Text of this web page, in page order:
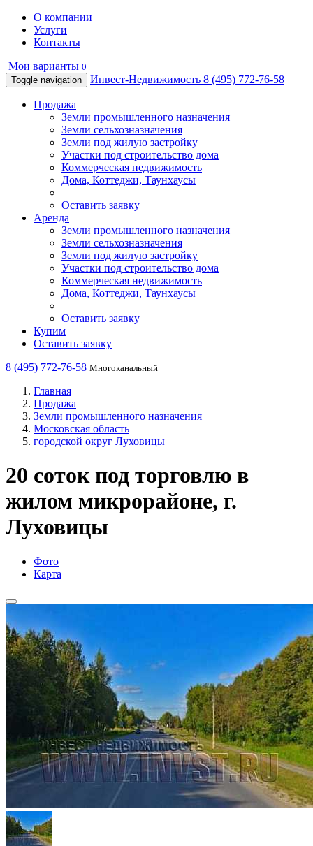
О компании
Услуги
Контакты
Мои варианты 0
Toggle navigation
Инвест-Недвижимость 8 (495) 772-76-58
Продажа
Земли промышленного назначения
Земли сельхозназначения
Земли под жилую застройку
Участки под строительство дома
Коммерческая недвижимость
Дома, Коттеджи, Таунхаусы
Оставить заявку
Аренда
Земли промышленного назначения
Земли сельхозназначения
Земли под жилую застройку
Участки под строительство дома
Коммерческая недвижимость
Дома, Коттеджи, Таунхаусы
Оставить заявку
Купим
Оставить заявку
8 (495) 772-76-58 Многоканальный
Главная
Продажа
Земли промышленного назначения
Московская область
городской округ Луховицы
20 соток под торговлю в
жилом микрорайоне, г.
Луховицы
Фото
Карта